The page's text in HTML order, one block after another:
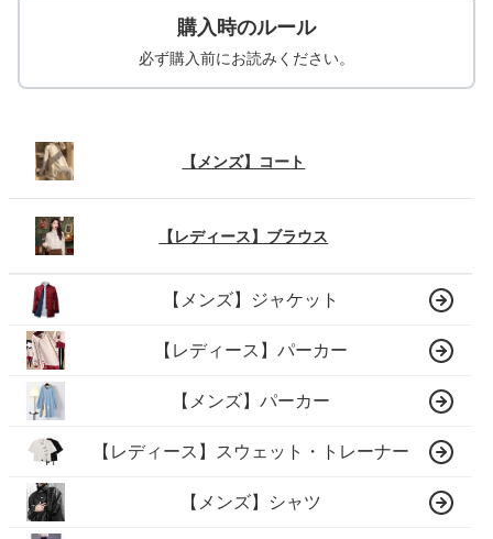
購入時のルール
必ず購入前にお読みください。
【メンズ】コート
【レディース】ブラウス
【メンズ】ジャケット
【レディース】パーカー
【メンズ】パーカー
【レディース】スウェット・トレーナー
【メンズ】シャツ